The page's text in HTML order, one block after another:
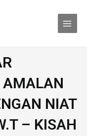
Menu
AMALAN
NIAT
– KISAH